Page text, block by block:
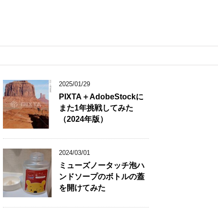
2025/01/29
PIXTA＋AdobeStockに
また1年挑戦してみた
（2024年版）
2024/03/01
ミューズノータッチ泡ハ
ンドソープのボトルの蓋
を開けてみた